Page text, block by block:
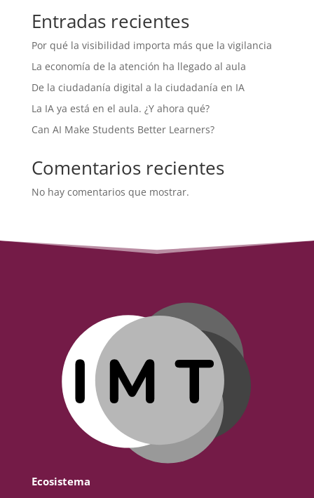
Entradas recientes
Por qué la visibilidad importa más que la vigilancia
La economía de la atención ha llegado al aula
De la ciudadanía digital a la ciudadanía en IA
La IA ya está en el aula. ¿Y ahora qué?
Can AI Make Students Better Learners?
Comentarios recientes
No hay comentarios que mostrar.
Ecosistema